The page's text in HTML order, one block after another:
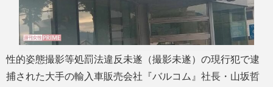
性的姿態撮影等処罰法違反未遂（撮影未遂）の現行犯で逮
捕された大手の輸入車販売会社『バルコム』社長・山坂哲